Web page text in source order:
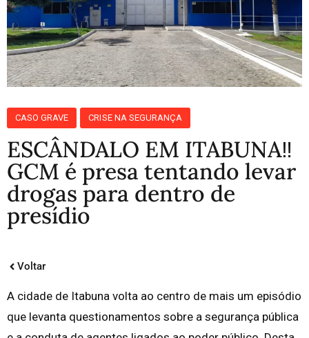
CASO GRAVE CRISE NA SEGURANÇA
ESCÂNDALO EM ITABUNA‼️
GCM é presa tentando levar
drogas para dentro de
presídio
Voltar
A cidade de Itabuna volta ao centro de mais um episódio
que levanta questionamentos sobre a segurança pública